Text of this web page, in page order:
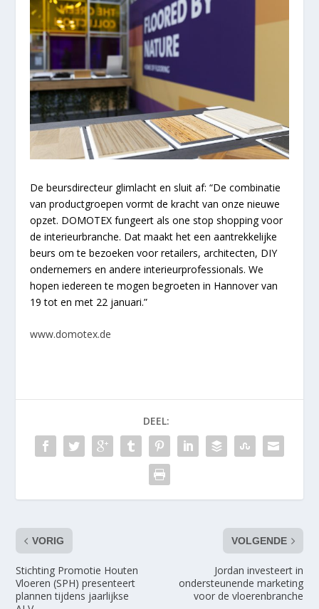
De beursdirecteur glimlacht en sluit af: “De combinatie
van productgroepen vormt de kracht van onze nieuwe
opzet. DOMOTEX fungeert als one stop shopping voor
de interieurbranche. Dat maakt het een aantrekkelijke
beurs om te bezoeken voor retailers, architecten, DIY
ondernemers en andere interieurprofessionals. We
hopen iedereen te mogen begroeten in Hannover van
19 tot en met 22 januari.”
www.domotex.de
DEEL:
VORIG
Stichting Promotie Houten
Vloeren (SPH) presenteert
plannen tijdens jaarlijkse
VOLGENDE
Jordan investeert in
ondersteunende marketing
voor de vloerenbranche